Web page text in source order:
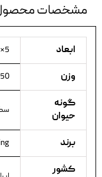
مشخصات
ابعاد 5×5×22 سانتی‌متر
وزن 250
گونه
حیوان
برند
کشور